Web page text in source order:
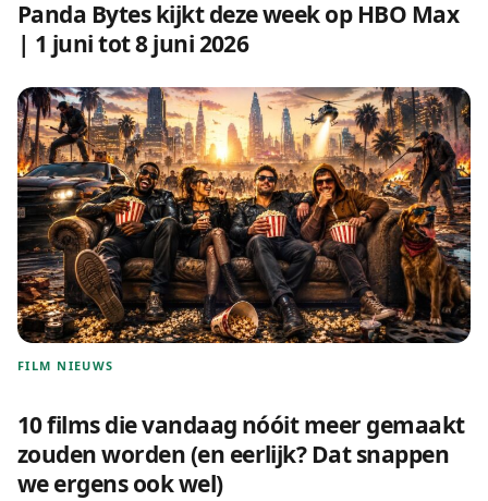
Panda Bytes kijkt deze week op HBO Max
| 1 juni tot 8 juni 2026
FILM NIEUWS
10 films die vandaag nóóit meer gemaakt
zouden worden (en eerlijk? Dat snappen
we ergens ook wel)